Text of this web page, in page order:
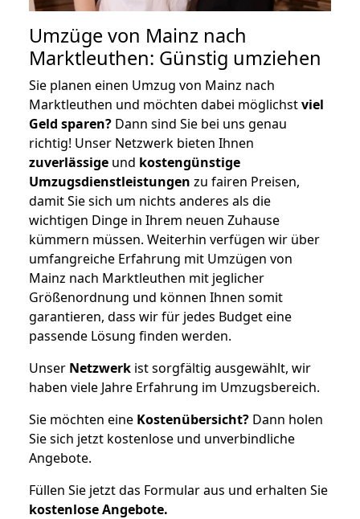
Umzüge von Mainz nach
Marktleuthen: Günstig umziehen
Sie planen einen Umzug von Mainz nach
Marktleuthen und möchten dabei möglichstviel
Geld sparen? Dann sind Sie bei uns genau
richtig! Unser Netzwerk bieten Ihnen
zuverlässige und kostengünstige
Umzugsdienstleistungen zu fairen Preisen,
damit Sie sich um nichts anderes als die
wichtigen Dinge in Ihrem neuen Zuhause
kümmern müssen. Weiterhin verfügen wir über
umfangreiche Erfahrung mit Umzügen von
Mainz nach Marktleuthen mit jeglicher
Größenordnung und können Ihnen somit
garantieren, dass wir für jedes Budget eine
passende Lösung finden werden.
Unser Netzwerk ist sorgfältig ausgewählt, wir
haben viele Jahre Erfahrung im Umzugsbereich.
Sie möchten eine Kostenübersicht? Dann holen
Sie sich jetzt kostenlose und unverbindliche
Angebote.
Füllen Sie jetzt das Formular aus und erhalten Sie
kostenloseAngebote.